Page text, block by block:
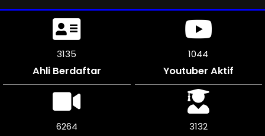
3624
Ahli Berdaftar
1208
Youtuber Aktif
7248 3624